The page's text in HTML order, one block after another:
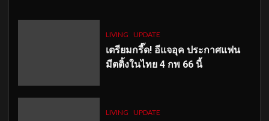
LIVING UPDATE
เตรียมกรี๊ด! อีแจอุค ประกาศแฟน
มีตติ้งในไทย 4 กพ 66 นี้
LIVING UPDATE